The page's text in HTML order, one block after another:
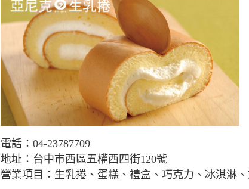
電話：04-23787709
地址： 台中市西區五權西四街120號
營業項目： 生乳捲、蛋糕、禮盒、巧克力、冰淇淋